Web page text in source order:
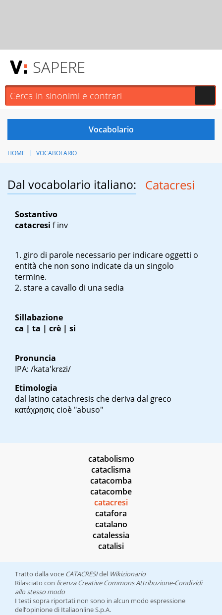
SAPERE
HOME VOCABOLARIO
Dal vocabolario italiano: Catacresi
Sostantivo
catacresi f inv
giro di parole necessario per indicare oggetti o
entità che non sono indicate da un singolo
termine.
stare a cavallo di una sedia
Sillabazione
ca | ta | crè | si
Pronuncia
IPA: /kata'krɛzi/
Etimologia
dal latino catachresis che deriva dal greco
κατάχρησις cioè "abuso"
catabolismo
cataclisma
catacomba
catacombe
catacresi
catafora
catalano
catalessia
catalisi
Tratto dalla voce CATACRESIdel Wikizionario
Rilasciato con licenza Creative Commons Attribuzione-Condividi
allo stesso modo
I testi sopra riportati non sono in alcun modo espressione
dell’opinione di Italiaonline S.p.A.